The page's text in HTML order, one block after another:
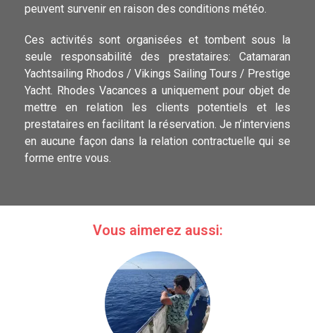
peuvent survenir en raison des conditions météo.
Ces activités sont organisées et tombent sous la
seule responsabilité des prestataires: Catamaran
Yachtsailing Rhodos / Vikings Sailing Tours / Prestige
Yacht. Rhodes Vacances a uniquement pour objet de
mettre en relation les clients potentiels et les
prestataires en facilitant la réservation. Je n’interviens
en aucune façon dans la relation contractuelle qui se
forme entre vous.
Vous aimerez aussi: